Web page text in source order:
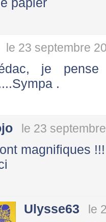
le 23 septembre
je pense
.
le 23
magnifiques
Ulysse63 le